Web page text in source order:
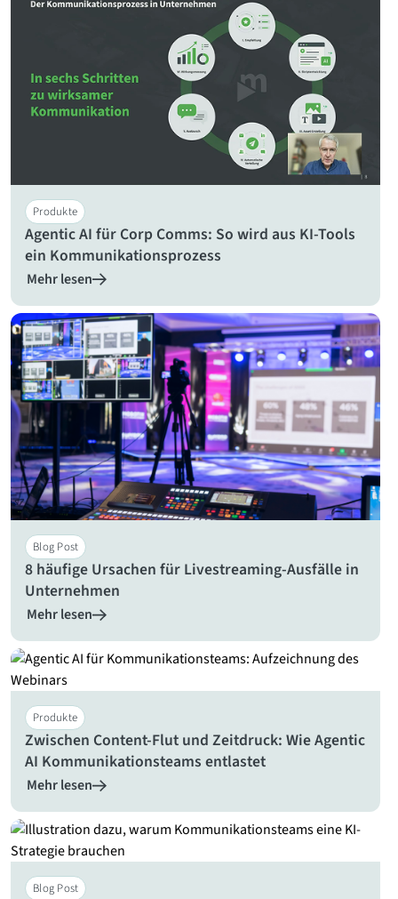
Produkte
Agentic AI für Corp Comms: So wird aus KI-Tools
ein Kommunikationsprozess
Mehr lesen
Blog Post
8 häufige Ursachen für Livestreaming-Ausfälle in
Unternehmen
Mehr lesen
Produkte
Zwischen Content-Flut und Zeitdruck: Wie Agentic
AI Kommunikationsteams entlastet
Mehr lesen
Blog Post